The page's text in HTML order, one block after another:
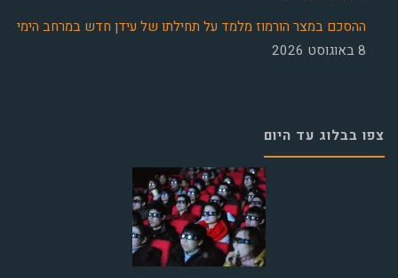
ההסכם במצר הורמוז מלמד על תחילתו של עידן חדש במרחב הימי
8 באוגוסט 2026
צפו בבלוג עד היום